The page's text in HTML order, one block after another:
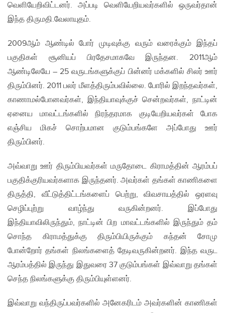
வெளியேறிவிட்டனர். அப்படி வெளியேறியவர்களில் ஒருவர்தான்
இந்த திருமதி.வேலாயுதம்.
2009ஆம் ஆண்டில் போர் முடிவுக்கு வரும் வரைக்கும் இந்தப்
பகுதிகள் சூனியப் பிரதேசமாகவே இருந்தன. 2011ஆம்
ஆண்டிலேயே – 25 வருடங்களுக்குப் பின்னர் மக்களில் சிலர் ஊர்
திரும்பினர். 2011 பலர் மீளத்திரும்பவில்லை. போரில் இறந்தவர்கள்,
காணாமல்போனவர்கள், இந்தியாவுக்குச் சென்றவர்கள், நாட்டின்
ஏனைய மாவட்டங்களில் நிரந்தரமாக குடியேறியவர்கள் போக
எஞ்சிய மிகச் சொற்பமான குடும்பங்களே அப்போது ஊர்
திரும்பினர்.
அவ்வாறு ஊர் திரும்பியவர்கள் மருதோடை கிராமத்தின் ஆரம்பப்
பகுதிக்குரியவர்களாக இருந்தனர். அவர்கள் தங்கள் காணிகளை
திருத்தி, வீட்டுத்திட்டங்களைப் பெற்று, விவசாயத்தில் ஒரளவு
செழிப்புற்று வாழ்ந்து வருகின்றனர். இப்போது
இந்தியாவிலிருந்தும், நாட்டின் பிற மாவட்டங்களில் இருந்தும் தம்
சொந்த கிராமத்துக்கு திரும்பியிருக்கும் கந்தன் சோமு
போன்றோர் தங்கள் நிலங்களைத் தேடிவருகின்றனர். இந்த வருட
ஆரம்பத்தில் இருந்து இதுவரை 37 குடும்பங்கள் இவ்வாறு தங்கள்
செந்த நிலங்களுக்கு திரும்பியுள்ளனர்.
இவ்வாறு வந்திருப்பவர்களில் அனேகரிடம் அவர்களின் காணிகள்